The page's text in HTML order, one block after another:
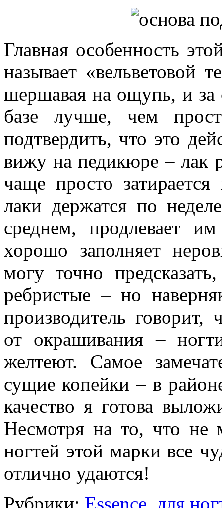
Главная особенность
называет «вельветовой
шершавая на ощупь, и за
базе лучше, чем
подтвердить, что это
вижу на педикюре – лак
чаще просто
лаки держатся по
среднем, продлевает
хорошо заполняет
могу точно
ребристые – но
производитель говорит,
от окрашивания –
желтеют. Самое
сущие копейки – в
качество я готова
Несмотря на то, что не
ногтей этой марки все
отлично удаются!
Рубрики: Essence, для